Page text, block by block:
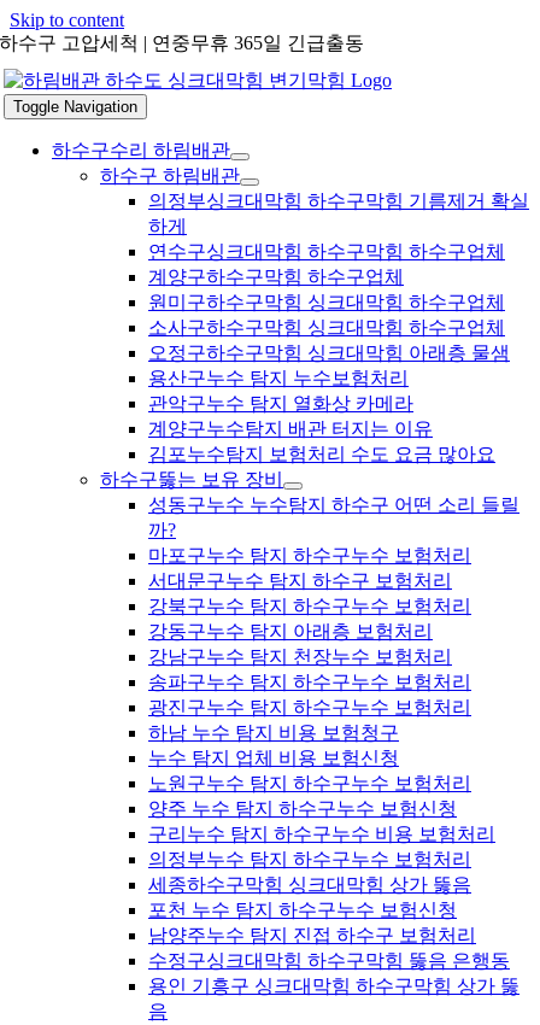
Skip to content
하수구 고압세척 | 연중무휴 365일 긴급출동
Toggle Navigation
하수구수리 하림배관
하수구 하림배관
의정부싱크대막힘 하수구막힘 기름제거 확실
하게
연수구싱크대막힘 하수구막힘 하수구업체
계양구하수구막힘 하수구업체
원미구하수구막힘 싱크대막힘 하수구업체
소사구하수구막힘 싱크대막힘 하수구업체
오정구하수구막힘 싱크대막힘 아래층 물샘
용산구누수 탐지 누수보험처리
관악구누수 탐지 열화상 카메라
계양구누수탐지 배관 터지는 이유
김포누수탐지 보험처리 수도 요금 많아요
하수구뚫는 보유 장비
성동구누수 누수탐지 하수구 어떤 소리 들릴
까?
마포구누수 탐지 하수구누수 보험처리
서대문구누수 탐지 하수구 보험처리
강북구누수 탐지 하수구누수 보험처리
강동구누수 탐지 아래층 보험처리
강남구누수 탐지 천장누수 보험처리
송파구누수 탐지 하수구누수 보험처리
광진구누수 탐지 하수구누수 보험처리
하남 누수 탐지 비용 보험청구
누수 탐지 업체 비용 보험신청
노원구누수 탐지 하수구누수 보험처리
양주 누수 탐지 하수구누수 보험신청
구리누수 탐지 하수구누수 비용 보험처리
의정부누수 탐지 하수구누수 보험처리
세종하수구막힘 싱크대막힘 상가 뚫음
포천 누수 탐지 하수구누수 보험신청
남양주누수 탐지 진접 하수구 보험처리
수정구싱크대막힘 하수구막힘 뚫음 은행동
용인 기흥구 싱크대막힘 하수구막힘 상가 뚫
음